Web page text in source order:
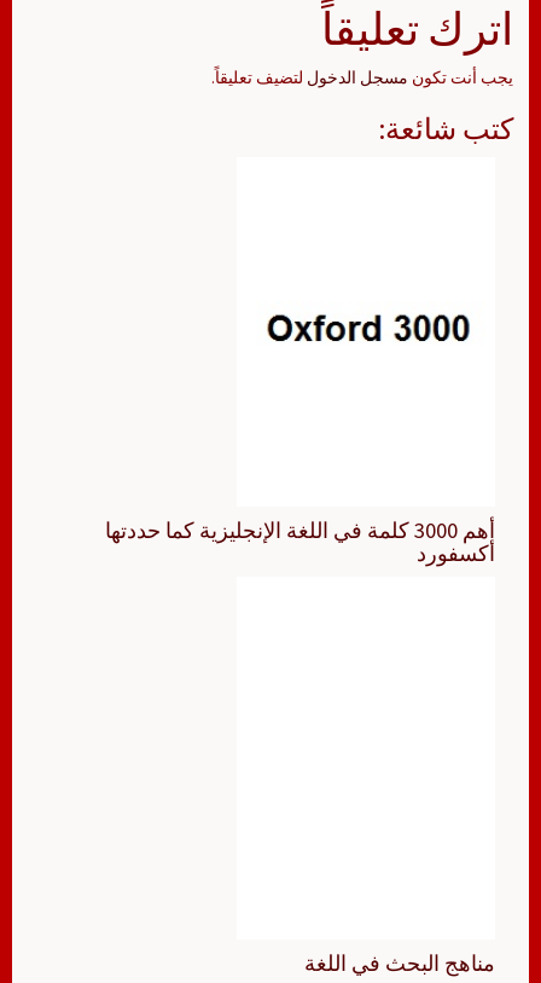
اترك تعليقاً
يجب أنت تكون مسجل الدخول لتضيف تعليقاً.
كتب شائعة:
أهم 3000 كلمة في اللغة الإنجليزية كما حددتها
أكسفورد
مناهج البحث في اللغة